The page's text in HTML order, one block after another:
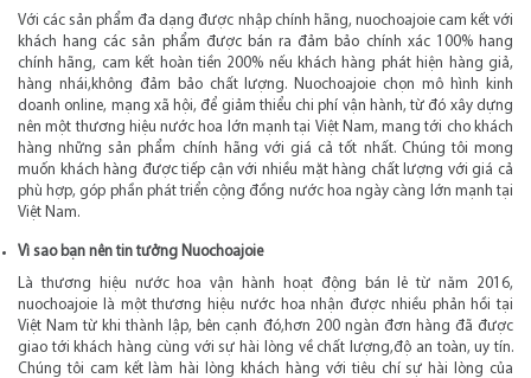
Với các sản phẩm đa dạng được nhập chính hãng, nuochoajoie cam kết với
khách hang các sản phẩm được bán ra đảm bảo chính xác 100% hang
chính hãng, cam kết hoàn tiền 200% nếu khách hàng phát hiện hàng giả,
hàng nhái,không đảm bảo chất lượng. Nuochoajoie chọn mô hình kinh
doanh online, mạng xã hội, để giảm thiểu chi phí vận hành, từ đó xây dựng
nên một thương hiệu nước hoa lớn mạnh tại Việt Nam, mang tới cho khách
hàng những sản phẩm chính hãng với giá cả tốt nhất. Chúng tôi mong
muốn khách hàng được tiếp cận với nhiều mặt hàng chất lượng với giá cả
phù hợp, góp phần phát triển cộng đồng nước hoa ngày càng lớn mạnh tại
Việt Nam.
Vì sao bạn nên tin tưởng Nuochoajoie
Là thương hiệu nước hoa vận hành hoạt động bán lẻ từ năm 2016,
nuochoajoie là một thương hiệu nước hoa nhận được nhiều phản hồi tại
Việt Nam từ khi thành lập, bên cạnh đó,hơn 200 ngàn đơn hàng đã được
giao tới khách hàng cùng với sự hài lòng về chất lượng,độ an toàn, uy tín.
Chúng tôi cam kết làm hài lòng khách hàng với tiêu chí sự hài lòng của